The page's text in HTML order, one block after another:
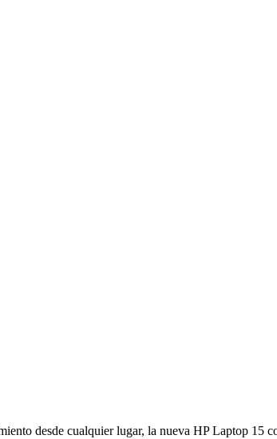
desde cualquier lugar, la nueva HP Laptop 15